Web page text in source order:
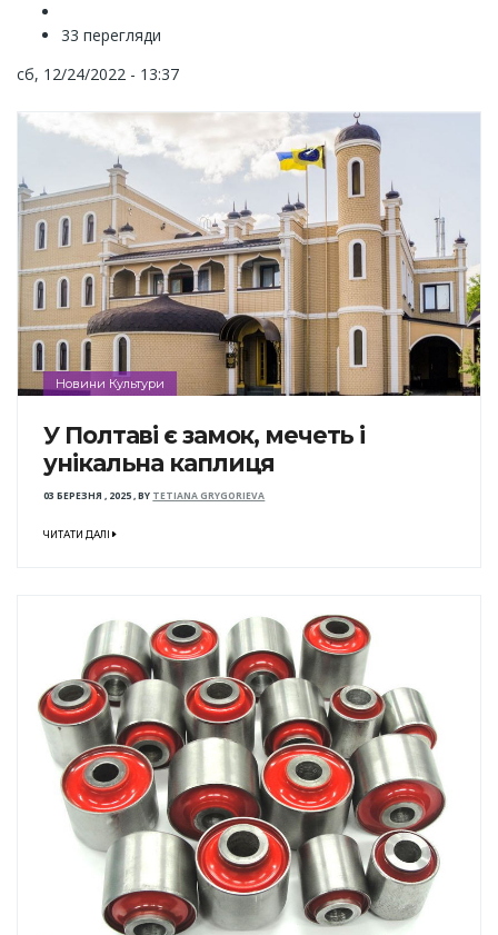
33 перегляди
сб, 12/24/2022 - 13:37
Новини Культури
У Полтаві є замок, мечеть і
унікальна каплиця
03 БЕРЕЗНЯ , 2025,BY TETIANA GRYGORIEVA
ЧИТАТИ ДАЛІ